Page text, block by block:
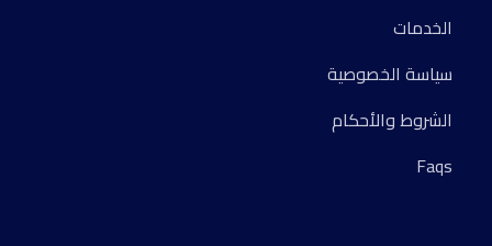
الخدمات
سياسة الخصوصية
الشروط والأحكام
Faqs